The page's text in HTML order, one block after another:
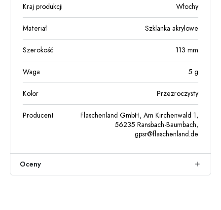
Kraj produkcji Włochy
Materiał Szklanka akrylowe
Szerokość 113 mm
Waga 5 g
Kolor Przezroczysty
Producent
Flaschenland GmbH, Am Kirchenwald 1,
56235 Ransbach-Baumbach,
gpsr@flaschenland.de
Oceny